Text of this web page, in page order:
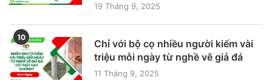
19 Tháng 9, 2025
10
Chỉ với bộ cọ nhiều người kiếm vài
triệu mỗi ngày từ nghề vẽ giả đá
11 Tháng 9, 2025